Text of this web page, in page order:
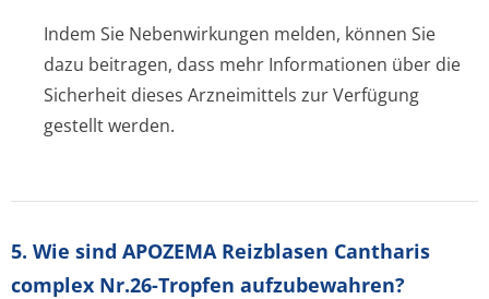
Indem Sie Nebenwirkungen melden, können Sie
dazu beitragen, dass mehr Informationen über die
Sicherheit dieses Arzneimittels zur Verfügung
gestellt werden.
5. Wie sind APOZEMA Reizblasen Cantharis
complex Nr.26-Tropfen aufzubewahren?